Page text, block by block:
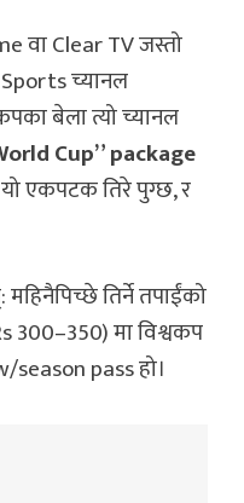
वा Clear TV जस्तो
च्यानल
बेला त्यो च्यानल
Cup” package
एकपटक तिरे पुग्छ, र
तिर्ने तपाईंको
300–350) मा विश्वकप
season pass हो।